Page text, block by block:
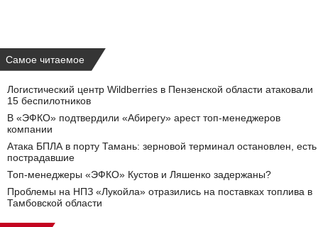
Самое читаемое
Логистический центр Wildberries в Пензенской области атаковали
15 беспилотников
В «ЭФКО» подтвердили «Абирегу» арест топ-менеджеров
компании
Атака БПЛА в порту Тамань: зерновой терминал остановлен, есть
пострадавшие
Топ-менеджеры «ЭФКО» Кустов и Ляшенко задержаны?
Проблемы на НПЗ «Лукойла» отразились на поставках топлива в
Тамбовской области